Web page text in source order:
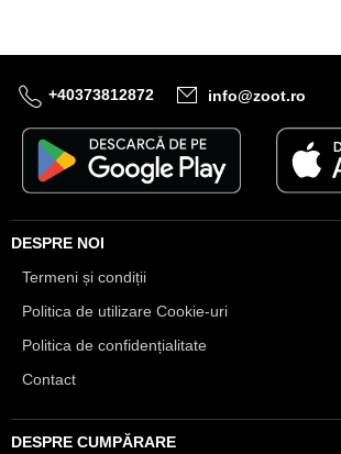
+40373812872 info@zoot.ro
DESPRE NOI
Termeni și condiții
Politica de utilizare Cookie-uri
Politica de confidențialitate
Contact
DESPRE CUMPĂRARE